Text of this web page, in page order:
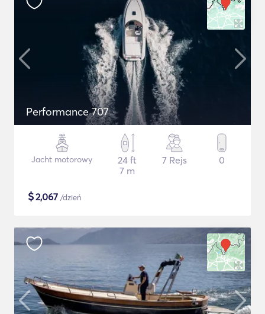
Performance 707
Jacht motorowy
24 ft
7 m
7 Rejs 0
$2,067 /dzień